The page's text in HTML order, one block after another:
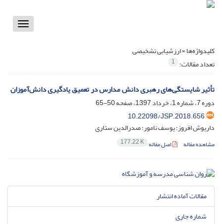
Toggle
کلیدواژه‌ها =ارزشیابی تشخیصی
تعداد مقالات: 1
تأثیر شایستگی‌های رهبری دانش مدارس در تعمیق یادگیری دانش‌آموزان
دوره 7، شماره 1، خرداد 1397، صفحه
50-65
10.22098/JSP.2018.656
داریوش افروز؛ یوسف نامور؛ صدرالدین ستاری
مشاهده مقاله اصل مقاله 177.22 K
مقالات آماده انتشار
شماره جاری